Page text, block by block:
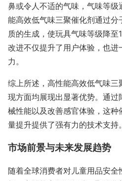
鼻或令人不适的气味，气味等
能高效低气味三聚催化剂通过
质的生成，使玩具气味等级降
改进不仅提升了用户体验，也
力。
综上所述，高性能高效低气味
现方面均展现出显著优势。通
械性能以及改善感官体验，这
量提升提供了强有力的技术支持。
市场前景与未来发展趋势
随着全球消费者对儿童用品安